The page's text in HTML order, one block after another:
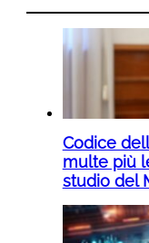
Codice
multe più
studio del